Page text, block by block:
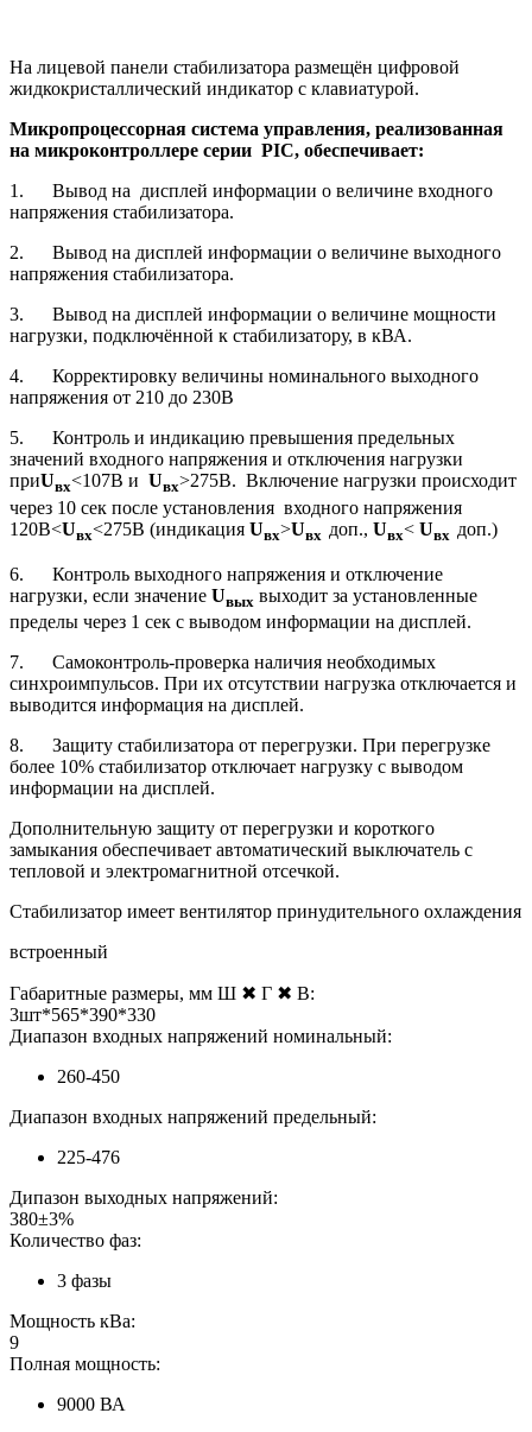
На лицевой панели стабилизатора размещён цифровой
жидкокристаллический индикатор с клавиатурой.
Микропроцессорная система управления, реализованная
на микроконтроллере серии PIC, обеспечивает:
1. Вывод на дисплей информации о величине входного
напряжения стабилизатора.
2. Вывод на дисплей информации о величине выходного
напряжения стабилизатора.
3. Вывод на дисплей информации о величине мощности
нагрузки, подключённой к стабилизатору, в кВА.
4. Корректировку величины номинального выходного
напряжения от 210 до 230В
5. Контроль и индикацию превышения предельных
значений входного напряжения и отключения нагрузки
приUвх<107В и Uвх>275В. Включение нагрузки происходит
через 10 сек после установления входного напряжения
120В<Uвх<275В (индикация Uвх>Uвх доп., Uвх< Uвх доп.)
6. Контроль выходного напряжения и отключение
нагрузки, если значение Uвых выходит за установленные
пределы через 1 сек с выводом информации на дисплей.
7. Самоконтроль-проверка наличия необходимых
синхроимпульсов. При их отсутствии нагрузка отключается и
выводится информация на дисплей.
8. Защиту стабилизатора от перегрузки. При перегрузке
более 10% стабилизатор отключает нагрузку с выводом
информации на дисплей.
Дополнительную защиту от перегрузки и короткого
замыкания обеспечивает автоматический выключатель с
тепловой и электромагнитной отсечкой.
Стабилизатор имеет вентилятор принудительного охлаждения
встроенный
Габаритные размеры, мм Ш ✖ Г ✖ В:
3шт*565*390*330
Диапазон входных напряжений номинальный:
260-450
Диапазон входных напряжений предельный:
225-476
Дипазон выходных напряжений:
380±3%
Количество фаз:
3 фазы
Мощность кВа:
9
Полная мощность:
9000 ВА